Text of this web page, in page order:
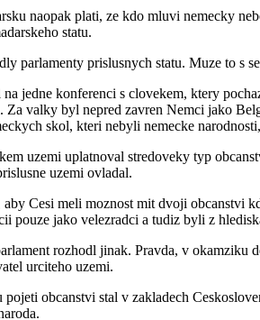
naopak plati, ze kdo mluvi nemecky
statu.
parlamenty prislusnych statu. Muze to s
na jedne konferenci s clovekem, ktery
Za valky byl nepred zavren Nemci jako
skol, kteri nebyli nemecke
uzemi uplatnoval stredoveky typ
uzemi ovladal.
aby Cesi meli moznost mit dvoji obcanstvi
pouze jako velezradci a tudiz byli z
rozhodl jinak. Pravda, v okamziku
urciteho uzemi.
pojeti obcanstvi stal v zakladech